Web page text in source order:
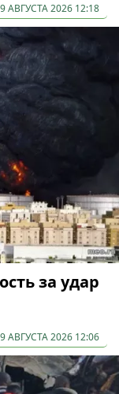
АВГУСТА 2026 12:18
за удар
АВГУСТА 2026 12:06